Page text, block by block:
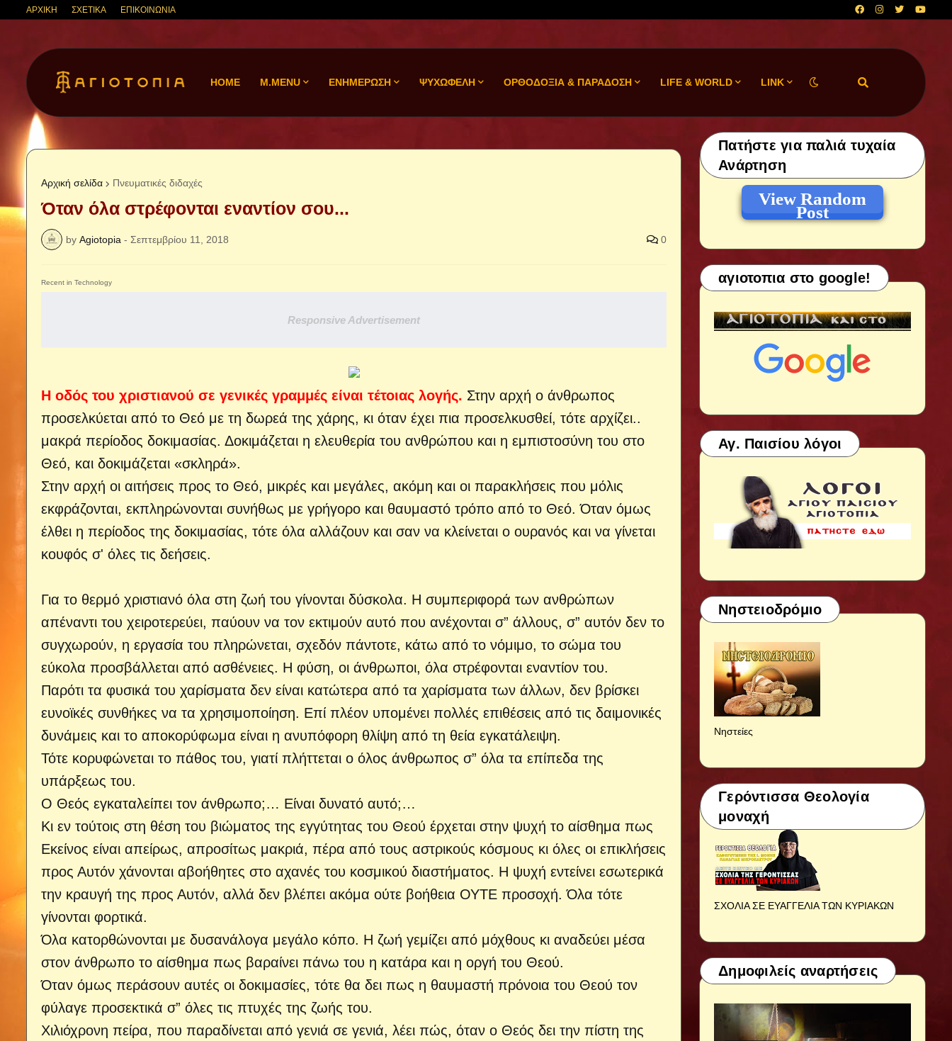
ΑΡΧΙΚΗ ΣΧΕΤΙΚΑ ΕΠΙΚΟΙΝΩΝΙΑ
HOME M.MENU ΕΝΗΜΕΡΩΣΗ ΨΥΧΩΦΕΛΗ ΟΡΘΟΔΟΞΙΑ & ΠΑΡΑΔΟΣΗ LIFE & WORLD LINK
Αρχική σελίδα Πνευματικές διδαχές
Όταν όλα στρέφονται εναντίον σου...
by Agiotopia - Σεπτεμβρίου 11, 2018 0
Recent in Technology
Responsive Advertisement
Η οδός του χριστιανού σε γενικές γραμμές είναι τέτοιας λογής. Στην αρχή ο άνθρωπος
προσελκύεται από το Θεό με τη δωρεά της χάρης, κι όταν έχει πια προσελκυσθεί, τότε αρχίζει..
μακρά περίοδος δοκιμασίας. Δοκιμάζεται η ελευθερία του ανθρώπου και η εμπιστοσύνη του στο
Θεό, και δοκιμάζεται «σκληρά».
Στην αρχή οι αιτήσεις προς το Θεό, μικρές και μεγάλες, ακόμη και οι παρακλήσεις που μόλις
εκφράζονται, εκπληρώνονται συνήθως με γρήγορο και θαυμαστό τρόπο από το Θεό. Όταν όμως
έλθει η περίοδος της δοκιμασίας, τότε όλα αλλάζουν και σαν να κλείνεται ο ουρανός και να γίνεται
κουφός σ' όλες τις δεήσεις.
Για το θερμό χριστιανό όλα στη ζωή του γίνονται δύσκολα. Η συμπεριφορά των ανθρώπων
απέναντι του χειροτερεύει, παύουν να τον εκτιμούν αυτό που ανέχονται σ” άλλους, σ” αυτόν δεν το
συγχωρούν, η εργασία του πληρώνεται, σχεδόν πάντοτε, κάτω από το νόμιμο, το σώμα του
εύκολα προσβάλλεται από ασθένειες. Η φύση, οι άνθρωποι, όλα στρέφονται εναντίον του.
Παρότι τα φυσικά του χαρίσματα δεν είναι κατώτερα από τα χαρίσματα των άλλων, δεν βρίσκει
ευνοϊκές συνθήκες να τα χρησιμοποίηση. Επί πλέον υπομένει πολλές επιθέσεις από τις δαιμονικές
δυνάμεις και το αποκορύφωμα είναι η ανυπόφορη θλίψη από τη θεία εγκατάλειψη.
Τότε κορυφώνεται το πάθος του, γιατί πλήττεται ο όλος άνθρωπος σ” όλα τα επίπεδα της
υπάρξεως του.
Ο Θεός εγκαταλείπει τον άνθρωπο;… Είναι δυνατό αυτό;…
Κι εν τούτοις στη θέση του βιώματος της εγγύτητας του Θεού έρχεται στην ψυχή το αίσθημα πως
Εκείνος είναι απείρως, απροσίτως μακριά, πέρα από τους αστρικούς κόσμους κι όλες οι επικλήσεις
προς Αυτόν χάνονται αβοήθητες στο αχανές του κοσμικού διαστήματος. H ψυχή εντείνει εσωτερικά
την κραυγή της προς Αυτόν, αλλά δεν βλέπει ακόμα ούτε βοήθεια ΟΥΤΕ προσοχή. Όλα τότε
γίνονται φορτικά.
Όλα κατορθώνονται με δυσανάλογα μεγάλο κόπο. H ζωή γεμίζει από μόχθους κι αναδεύει μέσα
στον άνθρωπο το αίσθημα πως βαραίνει πάνω του η κατάρα και η οργή του Θεού.
Όταν όμως περάσουν αυτές οι δοκιμασίες, τότε θα δει πως η θαυμαστή πρόνοια του Θεού τον
φύλαγε προσεκτικά σ” όλες τις πτυχές της ζωής του.
Χιλιόχρονη πείρα, που παραδίνεται από γενιά σε γενιά, λέει πώς, όταν ο Θεός δει την πίστη της
Πατήστε για παλιά τυχαία
Ανάρτηση
View Random
Post
αγιοτοπια στο google!
Αγ. Παισίου λόγοι
Νηστειοδρόμιο
Νηστείες
Γερόντισσα Θεολογία
μοναχή
ΣΧΟΛΙΑ ΣΕ ΕΥΑΓΓΕΛΙΑ ΤΩΝ ΚΥΡΙΑΚΩΝ
Δημοφιλείς αναρτήσεις